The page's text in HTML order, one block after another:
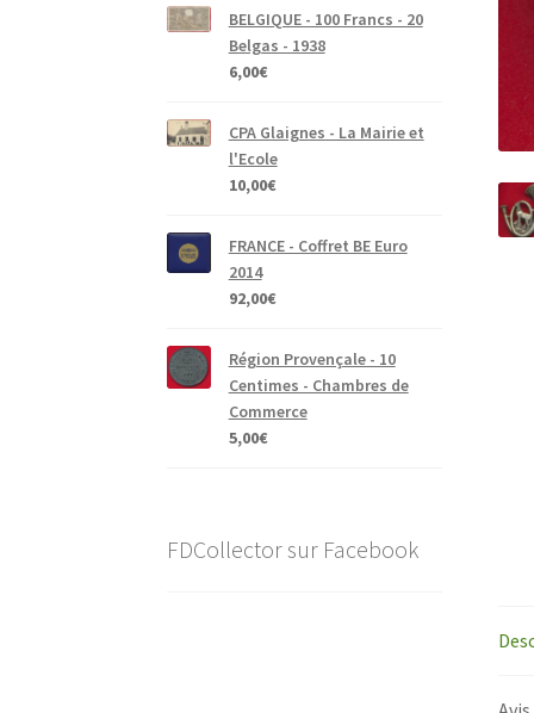
BELGIQUE - 100 Francs - 20
Belgas - 1938
6,00€
CPA Glaignes - La Mairie et
l'Ecole
10,00€
FRANCE - Coffret BE Euro
2014
92,00€
Région Provençale - 10
Centimes - Chambres de
Commerce
5,00€
FDCollector sur Facebook